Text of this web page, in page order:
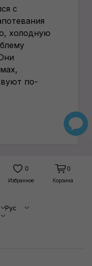
с
холодную
по-
Это
обзор
0
Избранное
0
Корзина
Рус